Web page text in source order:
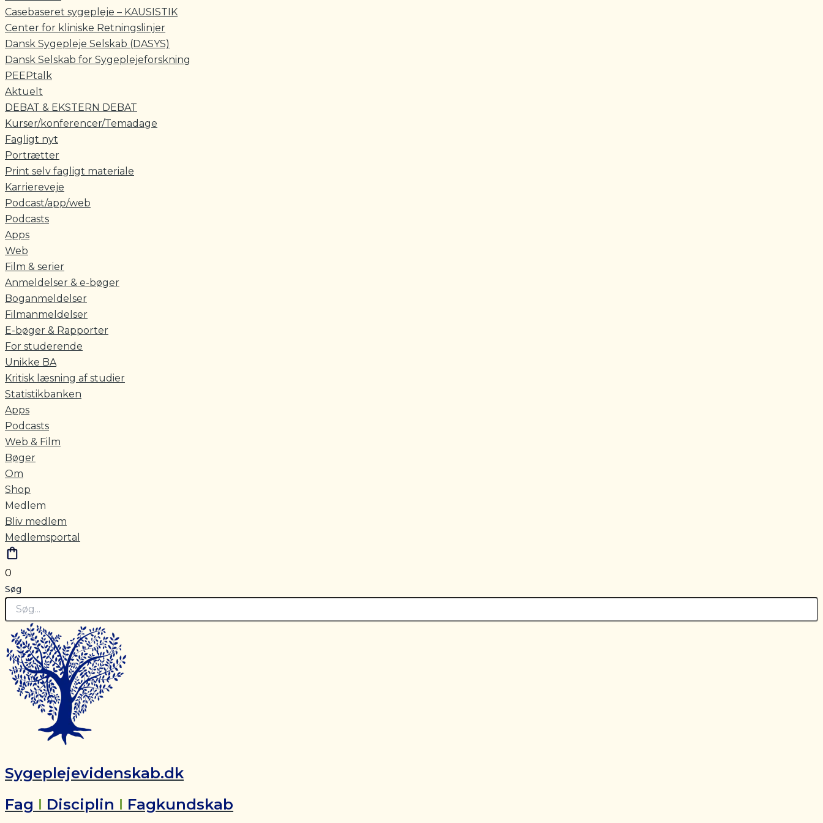
Casebaseret sygepleje – KAUSISTIK
Center for kliniske Retningslinjer
Dansk Sygepleje Selskab (DASYS)
Dansk Selskab for Sygeplejeforskning
PEEPtalk
Aktuelt
DEBAT & EKSTERN DEBAT
Kurser/konferencer/Temadage
Fagligt nyt
Portrætter
Print selv fagligt materiale
Karriereveje
Podcast/app/web
Podcasts
Apps
Web
Film & serier
Anmeldelser & e-bøger
Boganmeldelser
Filmanmeldelser
E-bøger & Rapporter
For studerende
Unikke BA
Kritisk læsning af studier
Statistikbanken
Apps
Podcasts
Web & Film
Bøger
Om
Shop
Medlem
Bliv medlem
Medlemsportal
0
Søg
Sygeplejevidenskab.dk
Fag I Disciplin I Fagkundskab